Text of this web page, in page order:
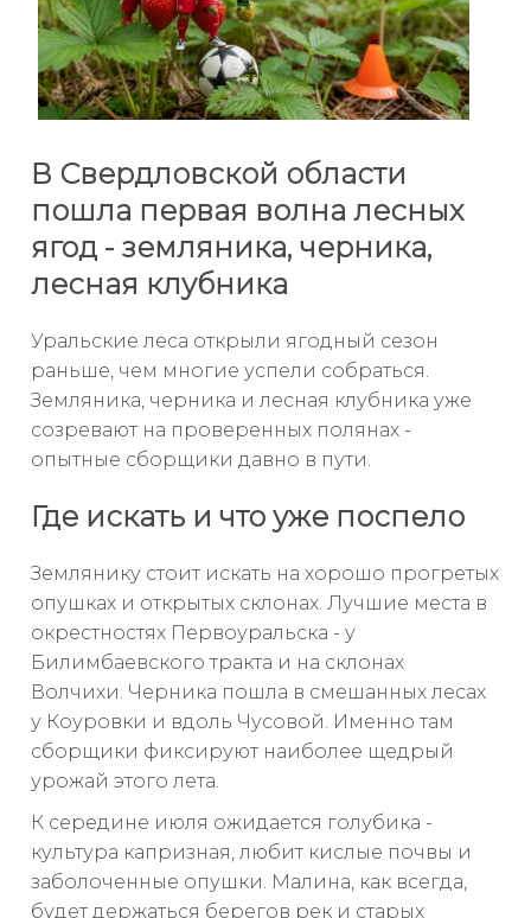
В Свердловской области
пошла первая волна лесных
ягод - земляника, черника,
лесная клубника
Уральские леса открыли ягодный сезон
раньше, чем многие успели собраться.
Земляника, черника и лесная клубника уже
созревают на проверенных полянах -
опытные сборщики давно в пути.
Где искать и что уже поспело
Землянику стоит искать на хорошо прогретых
опушках и открытых склонах. Лучшие места в
окрестностях Первоуральска - у
Билимбаевского тракта и на склонах
Волчихи. Черника пошла в смешанных лесах
у Коуровки и вдоль Чусовой. Именно там
сборщики фиксируют наиболее щедрый
урожай этого лета.
К середине июля ожидается голубика -
культура капризная, любит кислые почвы и
заболоченные опушки. Малина, как всегда,
будет держаться берегов рек и старых